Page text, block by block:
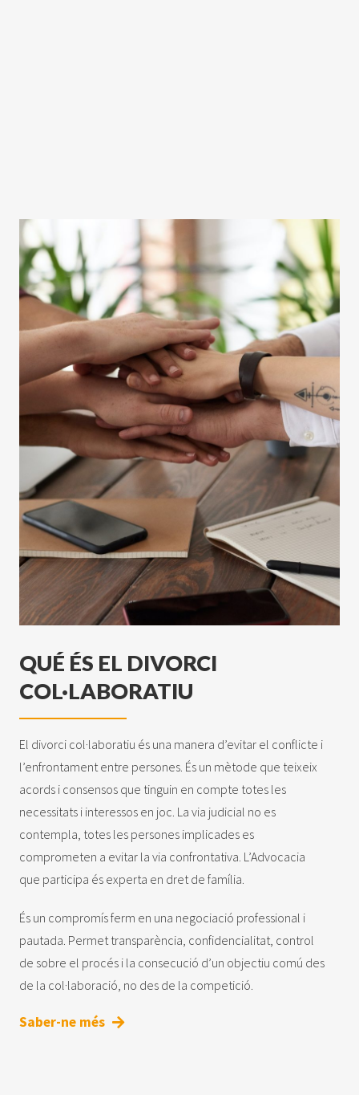
QUÉ ÉS EL DIVORCI
COL·LABORATIU
El divorci col·laboratiu és una manera d’evitar el conflicte i
l’enfrontament entre persones. És un mètode que teixeix
acords i consensos que tinguin en compte totes les
necessitats i interessos en joc. La via judicial no es
contempla, totes les persones implicades es
comprometen a evitar la via confrontativa. L’Advocacia
que participa és experta en dret de família.
És un compromís ferm en una negociació professional i
pautada. Permet transparència, confidencialitat, control
de sobre el procés i la consecució d’un objectiu comú des
de la col·laboració, no des de la competició.
Saber-ne més